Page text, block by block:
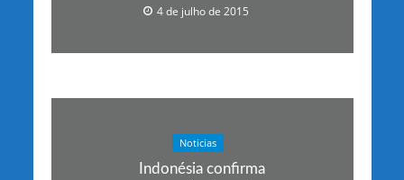
4 de julho de 2015
Noticias
Indonésia confirma